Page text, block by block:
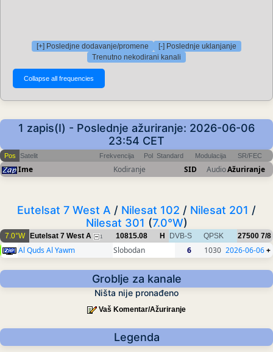
[+] Posledjne dodavanje/promene
[-] Poslednje uklanjanje
Trenutno nekodirani kanali
1 zapis(I) - Poslednje ažuriranje: 2026-06-06
23:54 CET
Pos Satelit Frekvencija Pol Standard Modulacija SR/FEC
Ime Kodiranje SID AudioAžuriranje
Eutelsat 7 West A / Nilesat 102 / Nilesat 201 /
Nilesat 301 (7.0°W)
7.0°W Eutelsat 7 West A 1 10815.08 H DVB-S QPSK 27500 7/8
Al Quds Al Yawm Slobodan 6 1030 2026-06-06+
Groblje za kanale
Ništa nije pronađeno
Vaš Komentar/Ažuriranje
Legenda